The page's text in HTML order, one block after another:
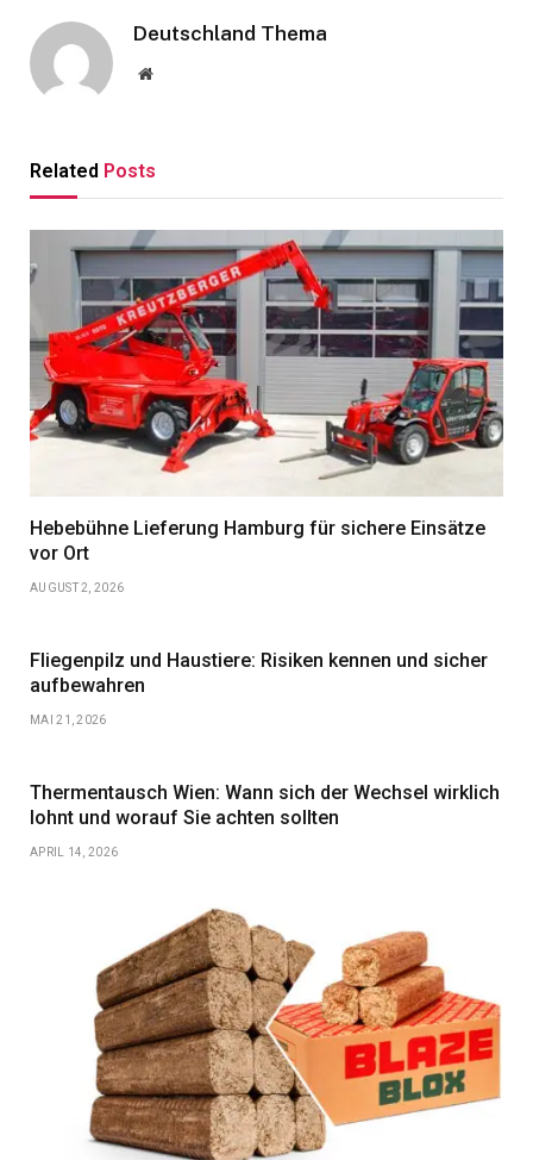
Deutschland Thema
Website
Related Posts
Hebebühne Lieferung Hamburg für sichere Einsätze
vor Ort
AUGUST 2, 2026
Fliegenpilz und Haustiere: Risiken kennen und sicher
aufbewahren
MAI 21, 2026
Thermentausch Wien: Wann sich der Wechsel wirklich
lohnt und worauf Sie achten sollten
APRIL 14, 2026